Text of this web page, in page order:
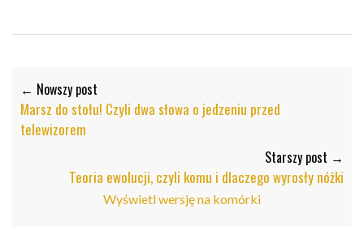
← Nowszy post
Marsz do stołu! Czyli dwa słowa o jedzeniu przed
telewizorem
Starszy post →
Teoria ewolucji, czyli komu i dlaczego wyrosły nóżki
Wyświetl wersję na komórki